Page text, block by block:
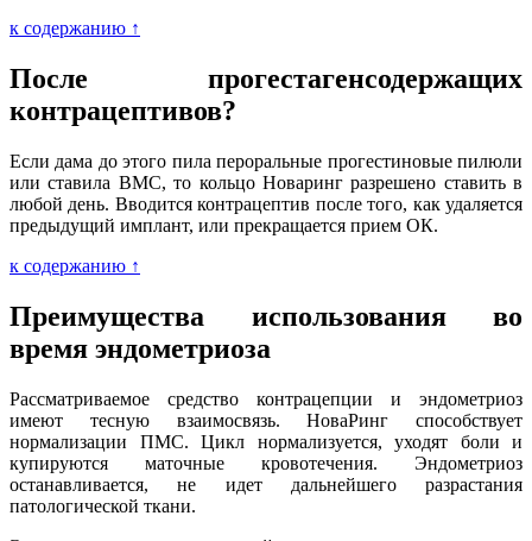
к содержанию ↑
После прогестагенсодержащих
контрацептивов?
Если дама до этого пила пероральные прогестиновые пилюли
или ставила ВМС, то кольцо Новаринг разрешено ставить в
любой день. Вводится контрацептив после того, как удаляется
предыдущий имплант, или прекращается прием ОК.
к содержанию ↑
Преимущества использования во
время эндометриоза
Рассматриваемое средство контрацепции и эндометриоз
имеют тесную взаимосвязь. НоваРинг способствует
нормализации ПМС. Цикл нормализуется, уходят боли и
купируются маточные кровотечения. Эндометриоз
останавливается, не идет дальнейшего разрастания
патологической ткани.